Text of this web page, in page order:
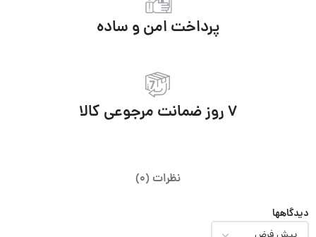
پرداخت امن و ساده
7 روز ضمانت مرجوعی کالا
نظرات (0)
دیدگاهها